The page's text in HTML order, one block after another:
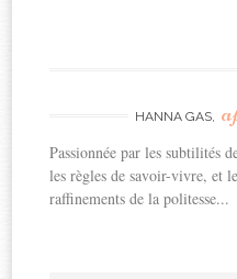
HANNA GAS,
Passionnée par les subtilités
les règles de savoir-vivre, et
raffinements de la politesse...